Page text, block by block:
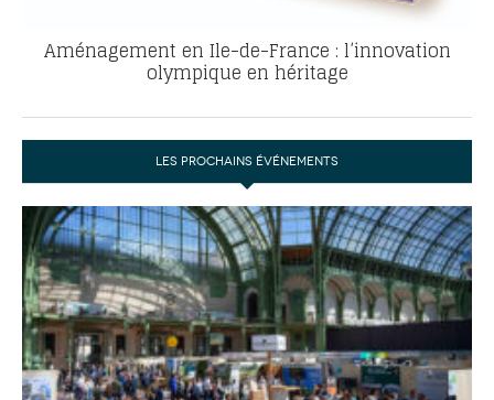
Aménagement en Ile-de-France : l’innovation
olympique en héritage
LES PROCHAINS ÉVÉNEMENTS